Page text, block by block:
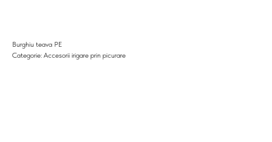
Burghiu teava PE
Categorie: Accesorii irigare prin picurare